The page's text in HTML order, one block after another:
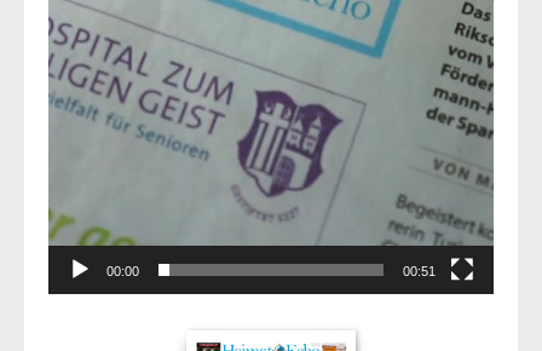
00:00 00:51